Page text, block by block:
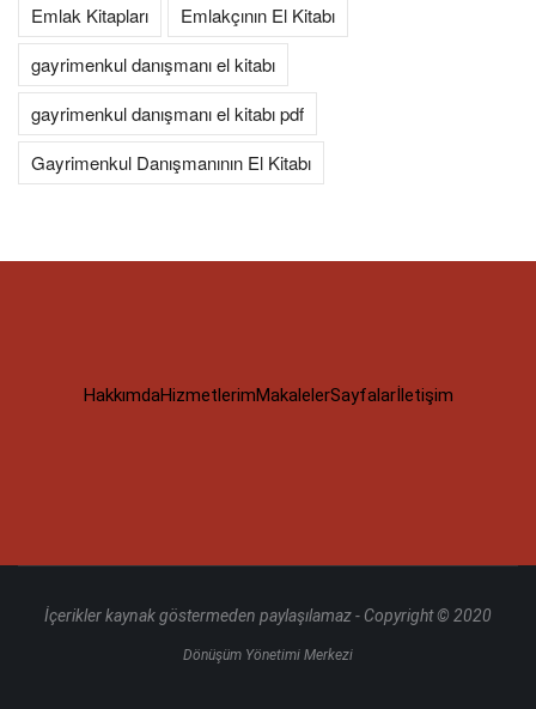
Emlak Kitapları
Emlakçının El Kitabı
gayrimenkul danışmanı el kitabı
gayrimenkul danışmanı el kitabı pdf
Gayrimenkul Danışmanının El Kitabı
HakkımdaHizmetlerimMakalelerSayfalarİletişim
İçerikler kaynak göstermeden paylaşılamaz - Copyright © 2020
Dönüşüm Yönetimi Merkezi